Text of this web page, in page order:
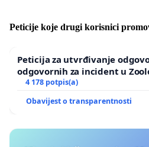
Peticije koje drugi korisnici
Peticija za utvrđivanje
odgovornih za incident u
Zagreba
4 178 potpis(a)
Obavijest o transparentnosti